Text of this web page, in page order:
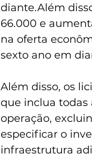
diante.Além
66.000 e
na oferta
sexto ano em
Além disso, os
que inclua todas
operação,
especificar o
infraestrutura